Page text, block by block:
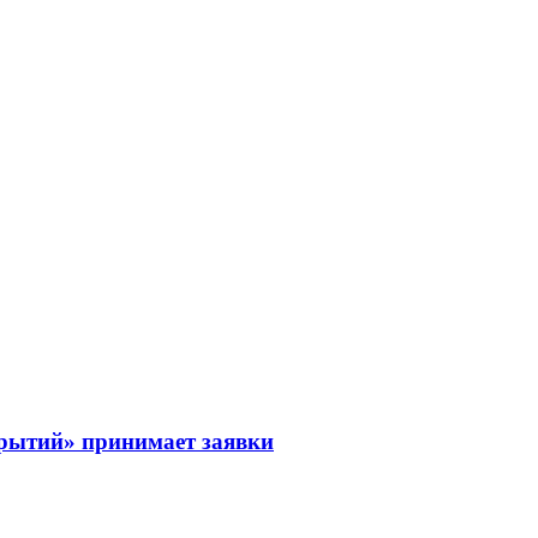
принимает заявки